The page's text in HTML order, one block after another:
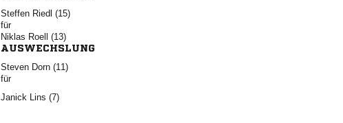
  
für
  
AUSWECHSLUNG
  
für
  